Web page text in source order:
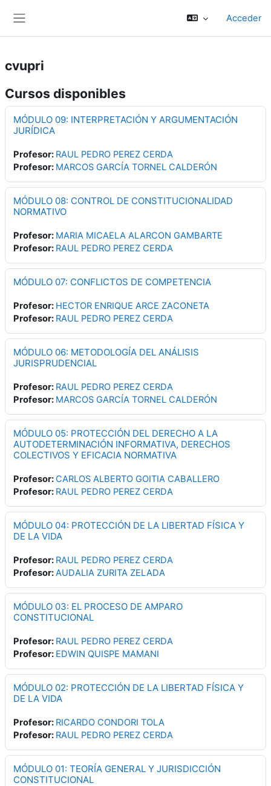
Acceder
cvupri
Cursos disponibles
MÓDULO 09: INTERPRETACIÓN Y ARGUMENTACIÓN
JURÍDICA
Profesor: RAUL PEDRO PEREZ CERDA
Profesor: MARCOS GARCÍA TORNEL CALDERÓN
MÓDULO 08: CONTROL DE CONSTITUCIONALIDAD
NORMATIVO
Profesor: MARIA MICAELA ALARCON GAMBARTE
Profesor: RAUL PEDRO PEREZ CERDA
MÓDULO 07: CONFLICTOS DE COMPETENCIA
Profesor: HECTOR ENRIQUE ARCE ZACONETA
Profesor: RAUL PEDRO PEREZ CERDA
MÓDULO 06: METODOLOGÍA DEL ANÁLISIS
JURISPRUDENCIAL
Profesor: RAUL PEDRO PEREZ CERDA
Profesor: MARCOS GARCÍA TORNEL CALDERÓN
MÓDULO 05: PROTECCIÓN DEL DERECHO A LA
AUTODETERMINACIÓN INFORMATIVA, DERECHOS
COLECTIVOS Y EFICACIA NORMATIVA
Profesor:CARLOS ALBERTO GOITIA CABALLERO
Profesor: RAUL PEDRO PEREZ CERDA
MÓDULO 04: PROTECCIÓN DE LA LIBERTAD FÍSICA Y
DE LA VIDA
Profesor: RAUL PEDRO PEREZ CERDA
Profesor:AUDALIA ZURITA ZELADA
MÓDULO 03: EL PROCESO DE AMPARO
CONSTITUCIONAL
Profesor: RAUL PEDRO PEREZ CERDA
Profesor: EDWIN QUISPE MAMANI
MÓDULO 02: PROTECCIÓN DE LA LIBERTAD FÍSICA Y
DE LA VIDA
Profesor: RICARDO CONDORI TOLA
Profesor: RAUL PEDRO PEREZ CERDA
MÓDULO 01: TEORÍA GENERAL Y JURISDICCIÓN
CONSTITUCIONAL